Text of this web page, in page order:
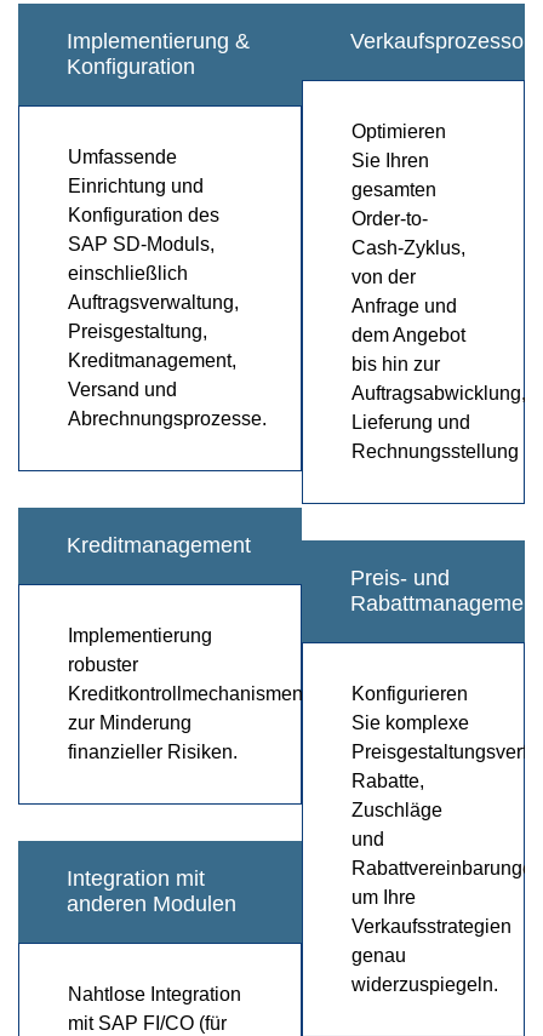
Implementierung &
Konfiguration
Umfassende
Einrichtung und
Konfiguration des
SAP SD-Moduls,
einschließlich
Auftragsverwaltung,
Preisgestaltung,
Kreditmanagement,
Versand und
Abrechnungsprozesse.
Kreditmanagement
Implementierung
robuster
Kreditkontrollmechanismen
zur Minderung
finanzieller Risiken.
Integration mit
anderen Modulen
Nahtlose Integration
mit SAP FI/CO (für
Optimieren
Sie Ihren
gesamten
Order-to-
Cash-Zyklus,
von der
Anfrage und
dem Angebot
bis hin zur
Auftragsabwicklung,
Lieferung und
Rechnungsstellung
Preis- und
Rabattmanagement
Konfigurieren
Sie komplexe
Rabatte,
Zuschläge
und
um Ihre
Verkaufsstrategien
genau
widerzuspiegeln.